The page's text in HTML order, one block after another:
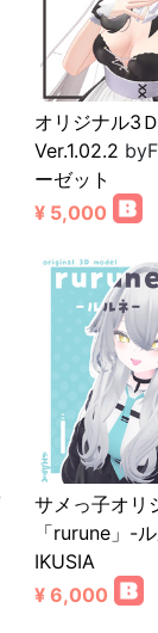
オリジナル3
Ver.1.02.2
ーゼット
¥ 5,000
サメっ子オリ
「rurune」-
IKUSIA
¥ 6,000